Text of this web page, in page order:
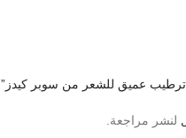
عميق للشعر من سوبر كيدز”
لنشر مراجعة.